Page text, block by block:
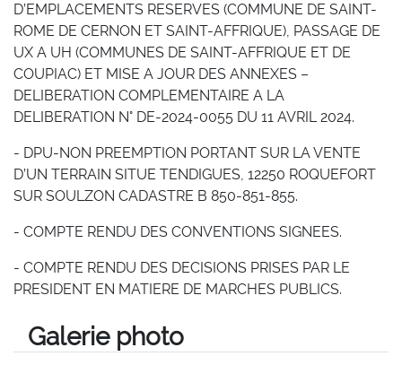
D’EMPLACEMENTS RESERVES (COMMUNE DE SAINT-
ROME DE CERNON ET SAINT-AFFRIQUE), PASSAGE DE
UX A UH (COMMUNES DE SAINT-AFFRIQUE ET DE
COUPIAC) ET MISE A JOUR DES ANNEXES –
DELIBERATION COMPLEMENTAIRE A LA
DELIBERATION N° DE-2024-0055 DU 11 AVRIL 2024.
- DPU-NON PREEMPTION PORTANT SUR LA VENTE
D’UN TERRAIN SITUE TENDIGUES, 12250 ROQUEFORT
SUR SOULZON CADASTRE B 850-851-855.
- COMPTE RENDU DES CONVENTIONS SIGNEES.
- COMPTE RENDU DES DECISIONS PRISES PAR LE
PRESIDENT EN MATIERE DE MARCHES PUBLICS.
Galerie photo